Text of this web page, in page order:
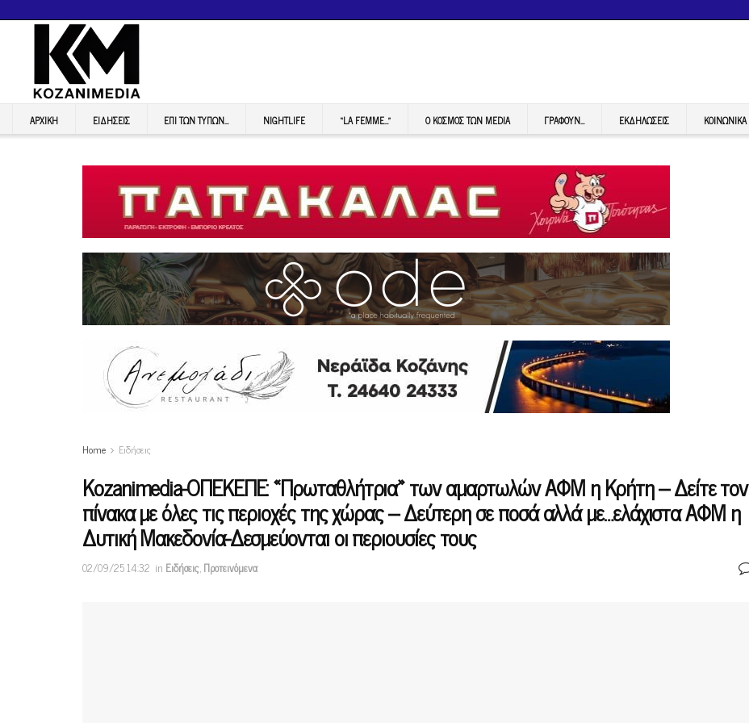
ΑΡΧΙΚΉ ΕΙΔΉΣΕΙΣ ΕΠI ΤΩΝ ΤΥΠΩΝ… NIGHTLIFE “LA FEMME…” Ο ΚΟΣΜΟΣ ΤΩΝ MEDIA ΓΡΆΦΟΥΝ… ΕΚΔΗΛΏΣΕΙΣ ΚΟΙΝΩΝΙΚΆ
Home Ειδήσεις
Κοzanimedia-ΟΠΕΚΕΠΕ: «Πρωταθλήτρια» των αμαρτωλών ΑΦΜ η Κρήτη – Δείτε τον
πίνακα με όλες τις περιοχές της χώρας – Δεύτερη σε ποσά αλλά με…ελάχιστα ΑΦΜ η
Δυτική Μακεδονία-Δεσμεύονται οι περιουσίες τους
02/09/25 14:32 in Ειδήσεις,Προτεινόμενα